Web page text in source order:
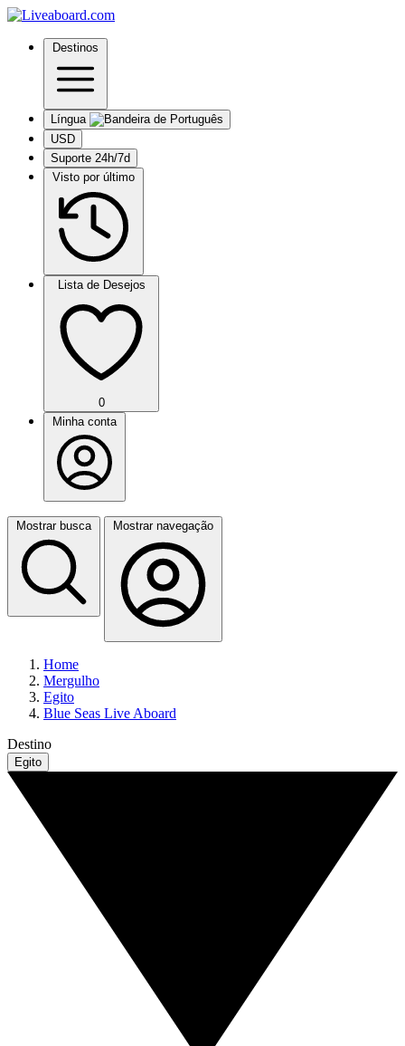
Destinos
Língua
USD
Suporte 24h/7d
Visto por último
Lista de Desejos
0
Minha conta
Mostrar busca Mostrar navegação
Home
Mergulho
Egito
Blue Seas Live Aboard
Destino
Egito